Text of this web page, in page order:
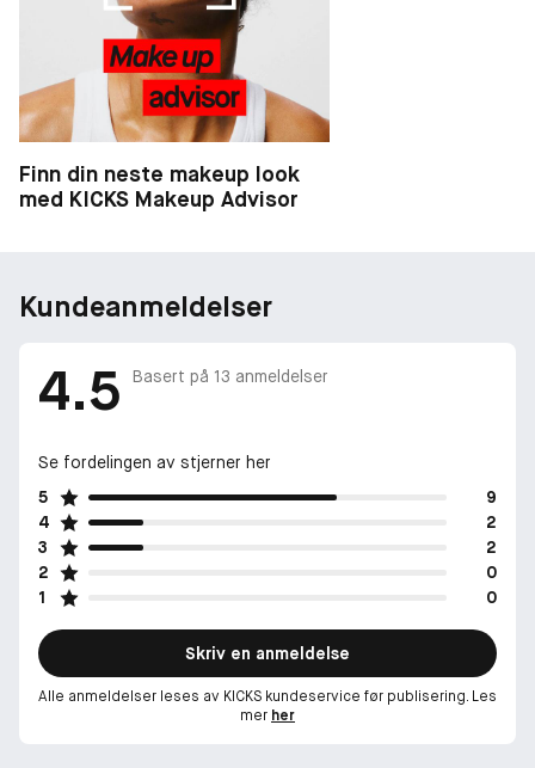
Finn din neste makeup look
med KICKS Makeup Advisor
Kundeanmeldelser
4.5 Basert på 13 anmeldelser
Se fordelingen av stjerner her
5
9
4
2
3
2
2
0
1
0
Skriv en anmeldelse
Alle anmeldelser leses av KICKS kundeservice før publisering. Les
mer her